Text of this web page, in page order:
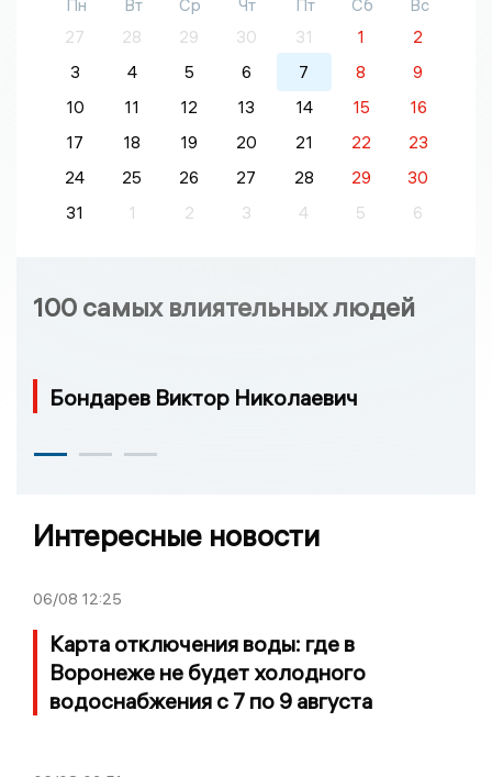
Пн Вт Ср Чт Пт Сб
Вс
27
28 29 30 31 1
2
3
4 5 6 7 8
9
10
11 12 13 14 15
16
17
18 19 20 21 22
23
24
25 26 27 28 29
30
31
1 2 3 4 5 6
100 самых влиятельных людей
Бондарев Виктор Николаевич
Интересные новости
06/08 12:25
Карта отключения воды: где в
Воронеже не будет холодного
водоснабжения с 7 по 9 августа